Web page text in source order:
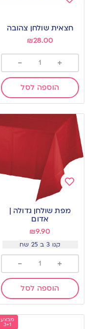
to
wishlist
חצאית שולחן צהובה
₪28.00
+
-
הוספה לסל
to
מפת שולחן גדולה |
אדום
₪9.90
קנו 3 ב 25 שח
+
-
הוספה לסל
מבצע
3+1